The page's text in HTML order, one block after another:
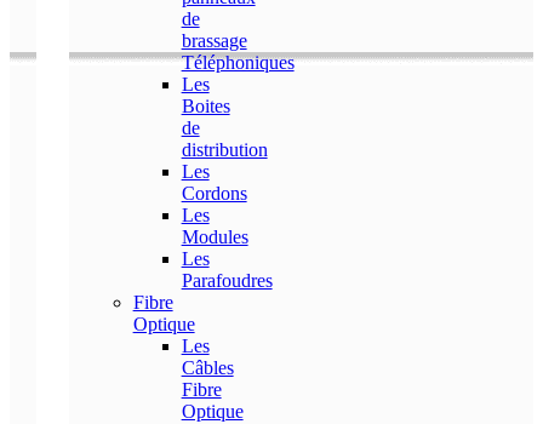
de
brassage
Téléphoniques
Les
Boites
de
distribution
Les
Cordons
Les
Modules
Les
Parafoudres
Fibre
Optique
Les
Câbles
Fibre
Optique